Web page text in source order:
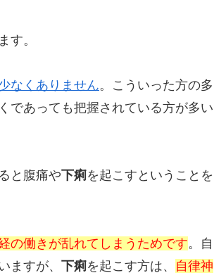
す。
なくありません。こういった方の多
であっても把握されている方が多い
と腹痛や下痢を起こすということを
の働きが乱れてしまうためです。自
ますが、 下痢を起こす方は、 自律神